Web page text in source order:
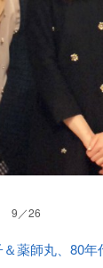
9／26
＆薬師丸、80年